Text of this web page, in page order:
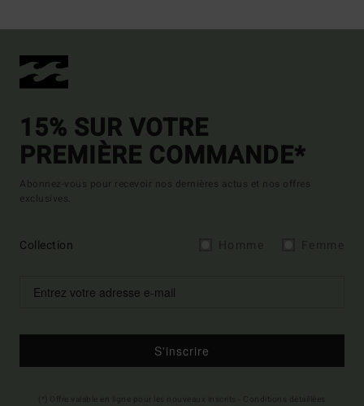
15% SUR VOTRE
PREMIÈRE COMMANDE*
Abonnez-vous pour recevoir nos dernières actus et nos offres
exclusives.
Collection
S'inscrire